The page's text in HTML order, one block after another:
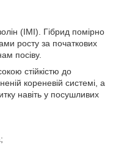
(IMI). Гібрид помірно
росту за початкових
посіву.
стійкістю до
кореневій системі, а
навіть у посушливих